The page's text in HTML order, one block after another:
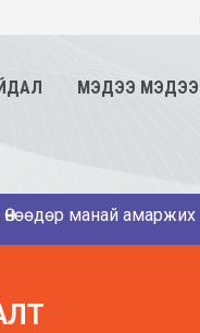
МЭДЭЭ
манай амаржих